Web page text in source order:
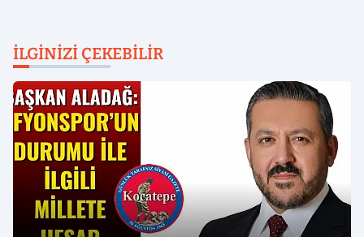
İLGINIZI ÇEKEBILIR